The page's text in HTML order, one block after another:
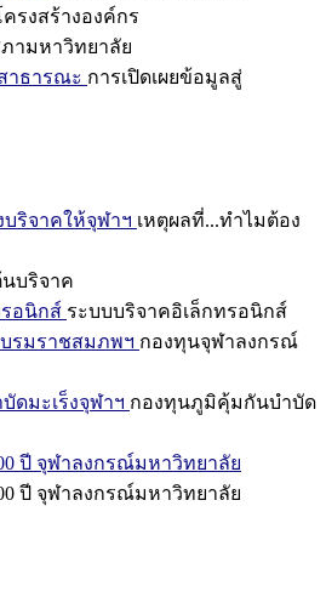
ครงสร้างองค์กร
ามหาวิทยาลัย
าธารณะ การเปิดเผยข้อมูลสู่
บริจาคให้จุฬาฯ เหตุผลที่...ทำไมต้อง
นบริจาค
อนิกส์ ระบบบริจาคอิเล็กทรอนิกส์
รมราชสมภพฯ กองทุนจุฬาลงกรณ์
ดมะเร็งจุฬาฯ กองทุนภูมิคุ้มกันบำบัด
ปี จุฬาลงกรณ์มหาวิทยาลัย
ปี จุฬาลงกรณ์มหาวิทยาลัย